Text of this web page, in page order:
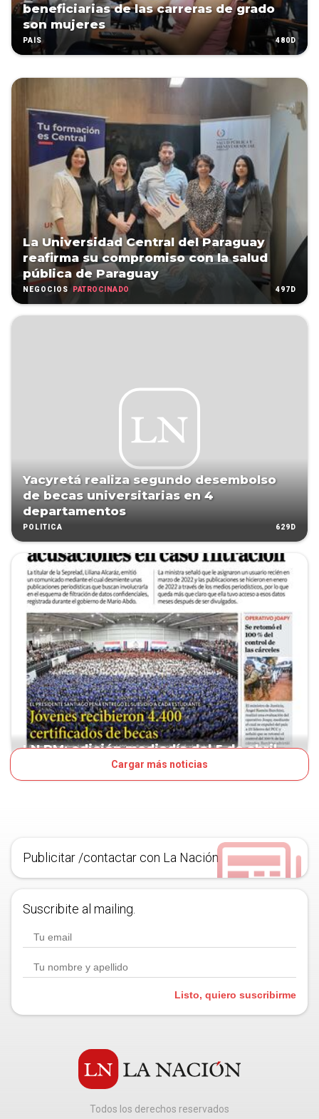
beneficiarias de las carreras de grado
son mujeres
PAÍS 480D
La Universidad Central del Paraguay
reafirma su compromiso con la salud
pública de Paraguay
NEGOCIOS PATROCINADO 497D
Yacyretá realiza segundo desembolso
de becas universitarias en 4
departamentos
POLÍTICA 629D
LN PM: edición mediodía del 5 de abril
Cargar más noticias
Publicitar /contactar con La Nación
Suscribite al mailing.
Listo, quiero suscribirme
Todos los derechos reservados